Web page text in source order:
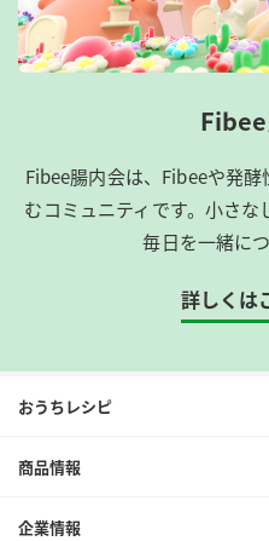
Fibee腸内会は、​Fibeeや発
むコミュニティです。​小さ
毎日を一緒に
詳しくは
おうちレシピ
商品情報
企業情報